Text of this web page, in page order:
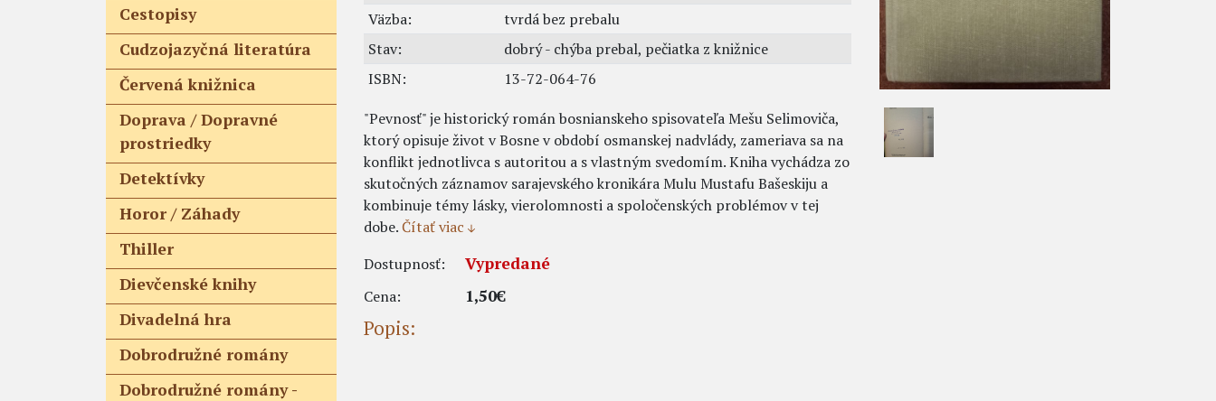
Cestopisy
Cudzojazyčná literatúra
Červená knižnica
Doprava / Dopravné
prostriedky
Detektívky
Horor / Záhady
Thiller
Dievčenské knihy
Divadelná hra
Dobrodružné romány
Dobrodružné romány -
Väzba:
tvrdá bez prebalu
Stav:
dobrý - chýba prebal, pečiatka z knižnice
ISBN:
13-72-064-76
"Pevnosť" je historický román bosnianskeho spisovateľa Mešu Selimoviča,
ktorý opisuje život v Bosne v období osmanskej nadvlády, zameriava sa na
konflikt jednotlivca s autoritou a s vlastným svedomím. Kniha vychádza zo
skutočných záznamov sarajevského kronikára Mulu Mustafu Bašeskiju a
kombinuje témy lásky, vierolomnosti a spoločenských problémov v tej
dobe.Čítať viac
Dostupnosť:
Vypredané
Cena: 1,50€
Popis: